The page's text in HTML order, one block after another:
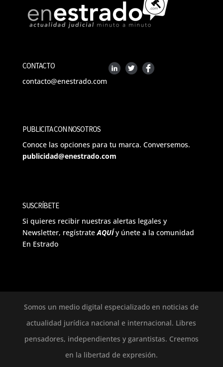
CONTACTO
contacto@enestrado.com
PUBLICITA CON NOSOTROS
Conoce las opciones para tu marca. Conversemos.
publicidad@enestrado.com
SUSCRÍBETE
Si quieres recibir nuestras alertas legales y
Newsletter, regístrateAQUÍ y únete a la comunidad
En Estrado
Somos un medio digital especializado en noticias de
actualidad jurídica nacional e internacional. Libres
pensadores, independientes y garantistas. Creemos
en la libertad de expresión.